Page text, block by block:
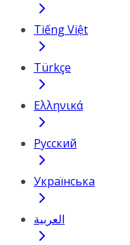
Tiếng Việt
Türkçe
Ελληνικά
Русский
Українська
العربية